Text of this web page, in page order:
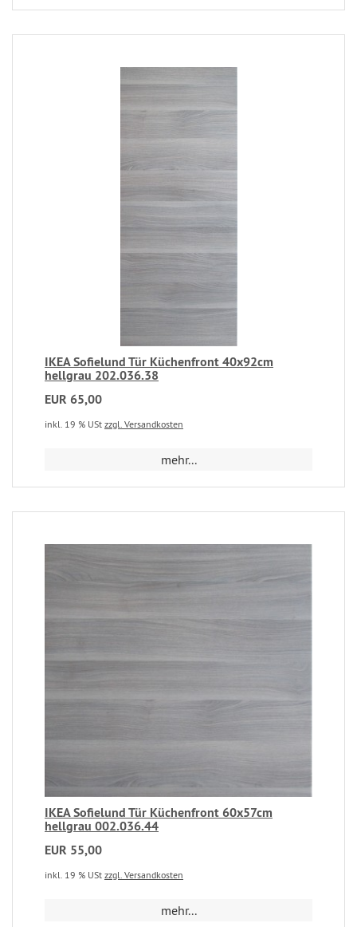
IKEA Sofielund Tür Küchenfront 40x92cm
hellgrau 202.036.38
EUR 65,00
inkl. 19 % USt zzgl. Versandkosten
mehr...
IKEA Sofielund Tür Küchenfront 60x57cm
hellgrau 002.036.44
EUR 55,00
inkl. 19 % USt zzgl. Versandkosten
mehr...